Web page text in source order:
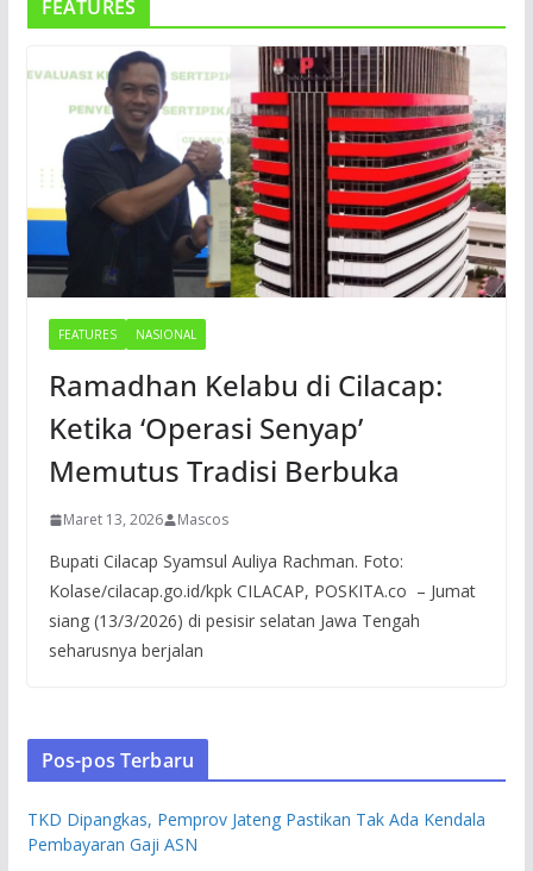
FEATURES
FEATURES NASIONAL
Ramadhan Kelabu di Cilacap:
Ketika ‘Operasi Senyap’
Memutus Tradisi Berbuka
Maret 13, 2026 Mascos
Bupati Cilacap Syamsul Auliya Rachman. Foto:
Kolase/cilacap.go.id/kpk CILACAP, POSKITA.co – Jumat
siang (13/3/2026) di pesisir selatan Jawa Tengah
seharusnya berjalan
Pos-pos Terbaru
TKD Dipangkas, Pemprov Jateng Pastikan Tak Ada Kendala
Pembayaran Gaji ASN